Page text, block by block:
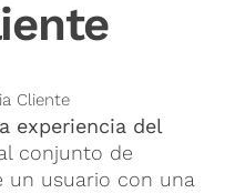
Cliente
experiencia del
conjunto de
un usuario con una